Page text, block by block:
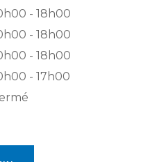
- 18h00
- 18h00
- 18h00
- 17h00